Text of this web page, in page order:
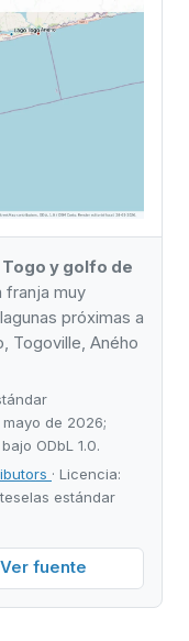
y golfo de
franja muy
próximas a
Togoville, Aného
de 2026;
ODbL 1.0.
· Licencia:
estándar
Ver fuente